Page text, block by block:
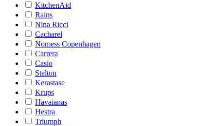
KitchenAid
Rains
Nina Ricci
Cacharel
Nomess Copenhagen
Carrera
Casio
Stelton
Kerastase
Krups
Havaianas
Hestra
Triumph